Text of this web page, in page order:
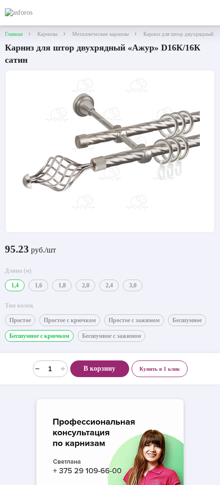
Главная Карнизы Металлические карнизы Карниз для штор двухрядный
Карниз для штор двухрядный «Ажур» D16К/16К
сатин
95.23 руб./шт
Длина (м)
1,4 1,6 1,8 2,0 2,4 3,0
Тип колец
Простое Простое с крючком Простое с зажимом Бесшумное
Бесшумное с крючком Бесшумное с зажимом
В корзину Купить в 1 клик